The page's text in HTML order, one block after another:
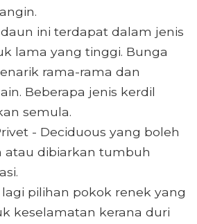
ini terdapat dalam jenis
lama yang tinggi. Bunga
rama-rama dan
Beberapa jenis kerdil
semula.
- Deciduous yang boleh
atau dibiarkan tumbuh
pilihan pokok renek yang
keselamatan kerana duri